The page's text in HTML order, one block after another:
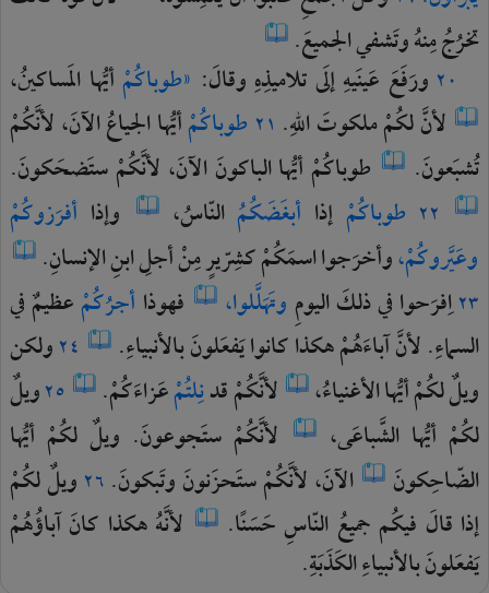
تخرُجُمِنهُوتَشفيالجميعَ.
٢٠ ورَفَعَ عَينَيهِإلَىتلاميذِهِوقالَ: «طوباكُمْأيُّهاالمَساكينُ،
لأنَّلكُمْملكوتَاللهِ. ٢١ طوباكُمْأيُّهاالجياعُالآنَ،لأنَّكُمْ
تُشبَعونَ.
طوباكُمْأيُّهاالباكونَالآنَ،لأنَّكُمْستَضحَكونَ.
٢٢ طوباكُمْ إذا أبغَضَكُمُالنّاسُ، وإذا أفرَزوكُمْ
وعَيَّروكُمْ،وأخرَجوااسمَكُمْكشِرّيرٍمِنْأجلِابنِالإنسانِ.
٢٣اِفرَحوافيذلكَاليومِوتَهَلَّلوا، فهوذاأجرُكُمْعظيمٌفي
السماءِ.لأنَّآباءَهُمْهكذاكانوايَفعَلونَبالأنبياءِ. ٢٤ولكن
ويلٌلكُمْأيُّهاالأغنياءُ، لأنَّكُمْقدنِلتُمْعَزاءَكُمْ. ٢٥ويلٌ
لكُمْ أيُّها الشَّباعَى، لأنَّكُمْ ستَجوعونَ. ويلٌ لكُمْ أيُّها
الضّاحِكونَ
الآنَ،لأنَّكُمْستَحزَنونَوتَبكونَ. ٢٦ ويلٌلكُمْ
إذاقالَ فيكُمجميعُالنّاسِحَسَنًا. لأنَّهُهكذا كانَآباؤُهُمْ
يَفعَلونَبالأنبياءِالكَذَبَةِ.